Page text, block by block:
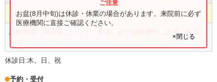
10:00〜19:00 ● ● ● ● ●
診療時間・内容等について、事前に必ず医療機関に直接ご確認く
お盆(8月中旬)は休診・休業の場合があります。来院前に必ず
医療機関に直接ご確認ください。
×閉じる
休診日:木、日、祝
予約・受付